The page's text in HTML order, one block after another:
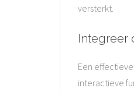
versterkt.
Integreer
Een
interactieve